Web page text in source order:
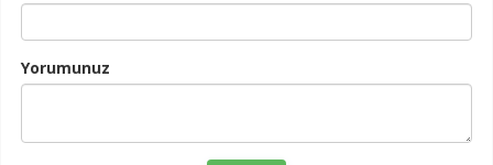
Yorumunuz